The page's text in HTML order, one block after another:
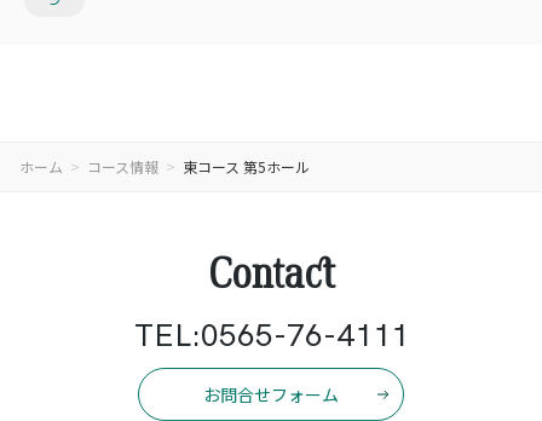
ホーム コース情報 東コース 第5ホール
Contact
TEL:0565-76-4111
お問合せフォーム